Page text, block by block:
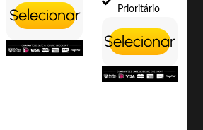
Selecionar
Prioritário
Selecionar